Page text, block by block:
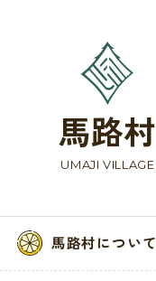
馬路村
UMAJI VILLAGE
馬路村について